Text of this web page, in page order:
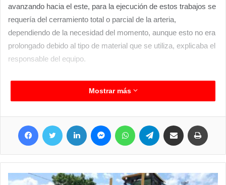
avanzando hacia el este, para la ejecución de estos trabajos se
requería del cerramiento total o parcial de la arteria,
dependiendo de la necesidad del momento, aunque esto no era
prolongado debido al tipo de material que se utiliza, explicaba el
responsable del equipo.
Mostrar más